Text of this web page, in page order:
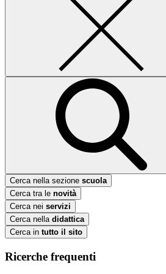
Cerca nella sezione scuola
Cerca tra le novità
Cerca nei servizi
Cerca nella didattica
Cerca in tutto il sito
Ricerche frequenti